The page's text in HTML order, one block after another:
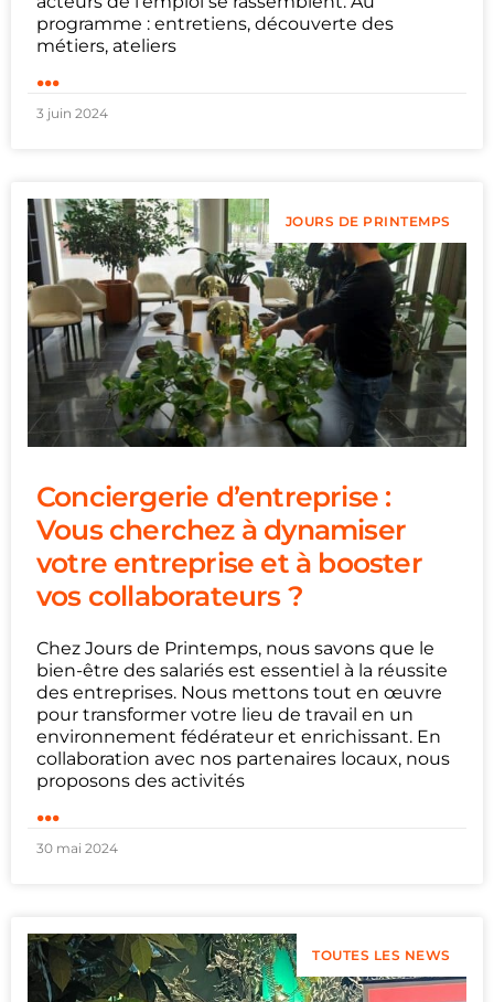
programme : entretiens, découverte des
métiers, ateliers
...
3 juin 2024
JOURS DE PRINTEMPS
Conciergerie d’entreprise :
Vous cherchez à dynamiser
votre entreprise et à booster
vos collaborateurs ?
Chez Jours de Printemps, nous savons que le
bien-être des salariés est essentiel à la réussite
des entreprises. Nous mettons tout en œuvre
pour transformer votre lieu de travail en un
environnement fédérateur et enrichissant. En
collaboration avec nos partenaires locaux, nous
proposons des activités
...
30 mai 2024
TOUTES LES NEWS